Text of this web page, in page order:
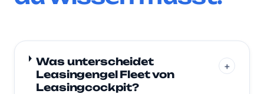
Was unterscheidet
Leasingengel Fleet von
Leasingcockpit?
+